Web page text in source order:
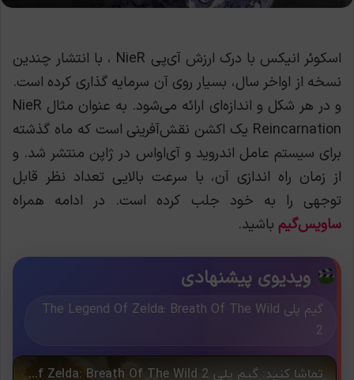
اسکوئر انیکس با درک ارزش آی‌پی NieR ، با انتشار چندین
نسخه از اواخر سال، بسیار روی آن سرمایه گذاری کرده است.
و در هر شکل و اندازه‌ای ارائه می‌شود. به عنوان مثال NieR
Reincarnation یک اکشن نقش‌آفرینی است که ماه گذشته
برای سیستم عامل اندروید و آی‌او‌اس در ژاپن منتشر شد. و
از زمان راه اندازی آن، با سرعت بالایی تعداد نظر قابل
توجهی را به خود جلب کرده است. در ادامه همراه
ساویس‌گیم باشید.
ویدیوی پیشنهادی
گیم پلی The Legend Of Zelda: Breath Of The Wild
2